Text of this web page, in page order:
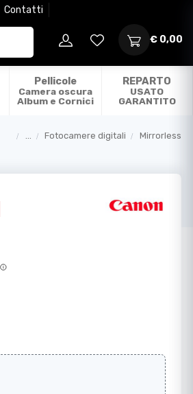
Contatti
€ 0,00
Pellicole
Camera oscura
Album e Cornici
REPARTO
USATO
GARANTITO
Fotocamere digitali Mirrorless